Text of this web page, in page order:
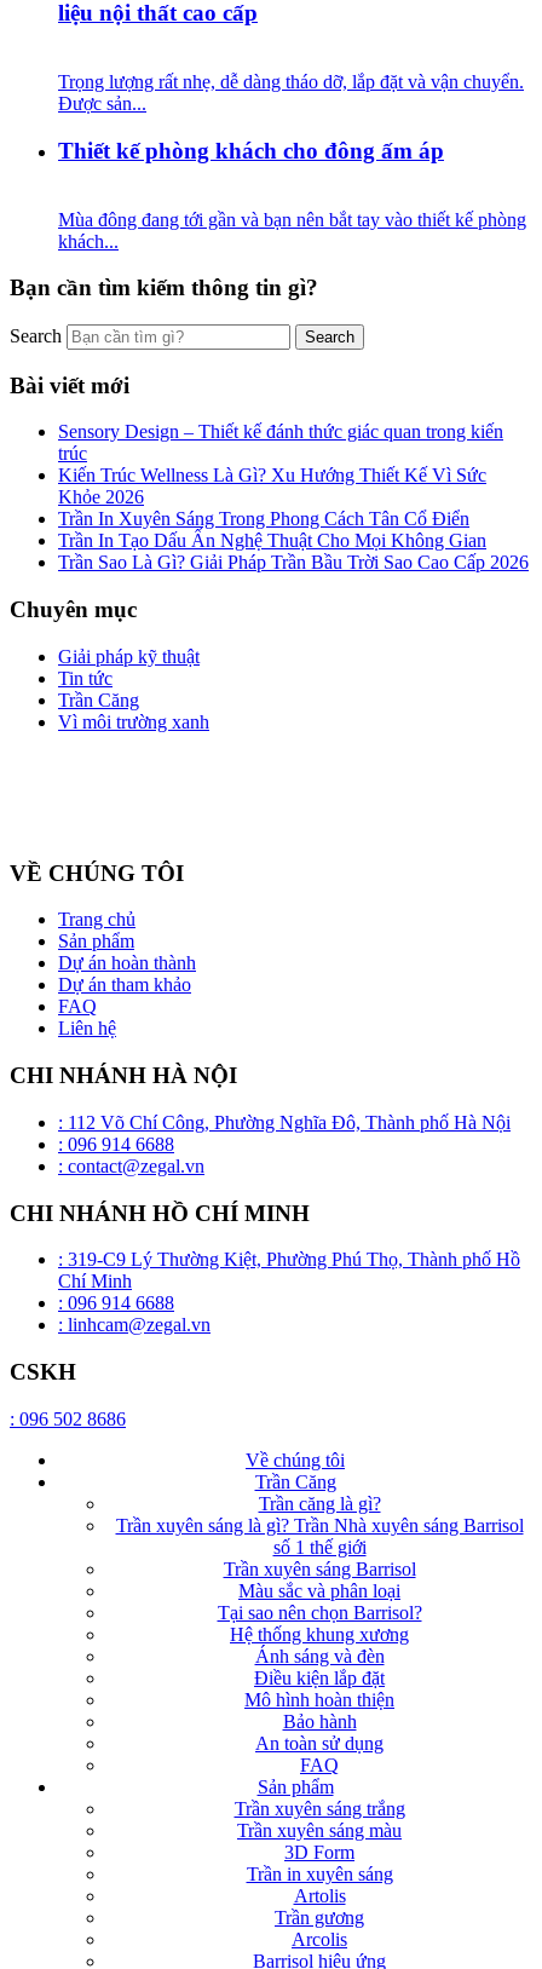
liệu nội thất cao cấp
Trọng lượng rất nhẹ, dễ dàng tháo dỡ, lắp đặt và vận chuyển.
Được sản...
Thiết kế phòng khách cho đông ấm áp
Mùa đông đang tới gần và bạn nên bắt tay vào thiết kế phòng
khách...
Bạn cần tìm kiếm thông tin gì?
Search
Bài viết mới
Sensory Design – Thiết kế đánh thức giác quan trong kiến
trúc
Kiến Trúc Wellness Là Gì? Xu Hướng Thiết Kế Vì Sức
Khỏe 2026
Trần In Xuyên Sáng Trong Phong Cách Tân Cổ Điển
Trần In Tạo Dấu Ấn Nghệ Thuật Cho Mọi Không Gian
Trần Sao Là Gì? Giải Pháp Trần Bầu Trời Sao Cao Cấp 2026
Chuyên mục
Giải pháp kỹ thuật
Tin tức
Trần Căng
Vì môi trường xanh
VỀ CHÚNG TÔI
Trang chủ
Sản phẩm
Dự án hoàn thành
Dự án tham khảo
FAQ
Liên hệ
CHI NHÁNH HÀ NỘI
: 112 Võ Chí Công, Phường Nghĩa Đô, Thành phố Hà Nội
: 096 914 6688
: contact@zegal.vn
CHI NHÁNH HỒ CHÍ MINH
: 319-C9 Lý Thường Kiệt, Phường Phú Thọ, Thành phố Hồ
Chí Minh
: 096 914 6688
: linhcam@zegal.vn
CSKH
: 096 502 8686
Về chúng tôi
Trần Căng
Trần căng là gì?
Trần xuyên sáng là gì? Trần Nhà xuyên sáng Barrisol
số 1 thế giới
Trần xuyên sáng Barrisol
Màu sắc và phân loại
Tại sao nên chọn Barrisol?
Hệ thống khung xương
Ánh sáng và đèn
Điều kiện lắp đặt
Mô hình hoàn thiện
Bảo hành
An toàn sử dụng
FAQ
Sản phẩm
Trần xuyên sáng trắng
Trần xuyên sáng màu
3D Form
Trần in xuyên sáng
Artolis
Trần gương
Arcolis
Barrisol hiệu ứng